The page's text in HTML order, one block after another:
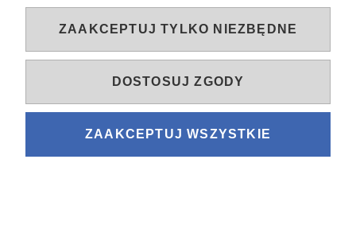
ZAAKCEPTUJ TYLKO NIEZBĘDNE
DOSTOSUJ ZGODY
ZAAKCEPTUJ WSZYSTKIE